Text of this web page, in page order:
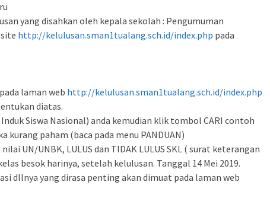
yang disahkan oleh kepala sekolah : Pengumuman
http://kelulusan.sman1tualang.sch.id/index.php pada
laman web http://kelulusan.sman1tualang.sch.id/index.php
diatas.
Siswa Nasional) anda kemudian klik tombol CARI contoh
kurang paham (baca pada menu PANDUAN)
UN/UNBK, LULUS dan TIDAK LULUS SKL ( surat keterangan
besok harinya, setelah kelulusan. Tanggal 14 Mei 2019.
dllnya yang dirasa penting akan dimuat pada laman web